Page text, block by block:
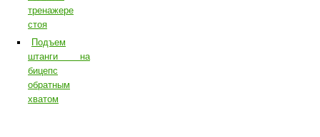
тренажере
стоя
Подъем
штанги на
бицепс
обратным
хватом